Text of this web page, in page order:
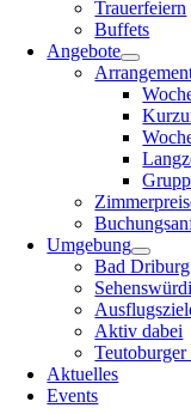
Trauerfeiern
Buffets
Angebote
Umgebung
Bad Driburg
Aktiv dabei
Teutoburger
Aktuelles
Events